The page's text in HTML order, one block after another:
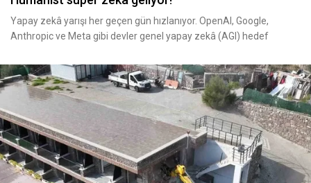
Yapay zekâ yarışı her geçen gün hızlanıyor. OpenAI, Google,
Anthropic ve Meta gibi devler genel yapay zekâ (AGI) hedef